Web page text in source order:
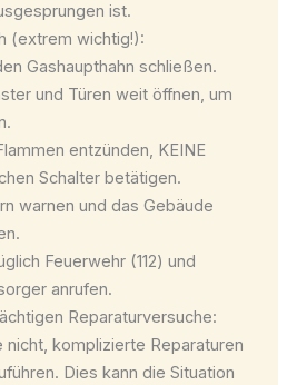
ist.
(extrem wichtig!):
Gashaupthahn schließen.
und Türen weit öffnen, um
entzünden, KEINE
Schalter betätigen.
warnen und das Gebäude
Feuerwehr (112) und
anrufen.
Reparaturversuche:
nicht, komplizierte Reparaturen
Dies kann die Situation